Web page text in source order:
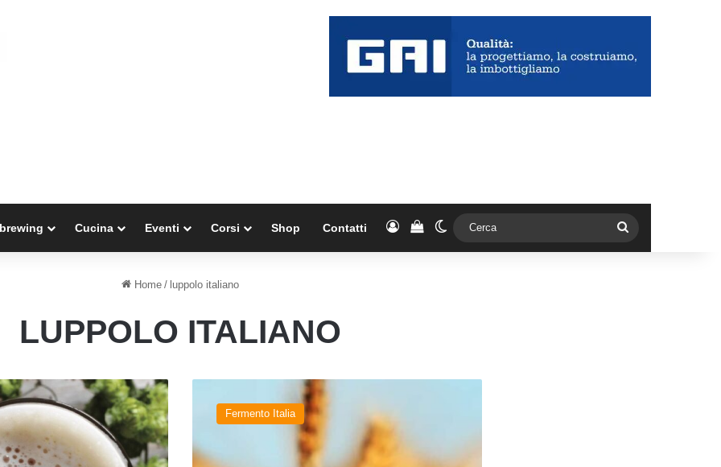
Cucina Eventi Corsi Shop Contatti AccediVedi il carrello
Cambia aspetto
Home / luppolo italiano
LUPPOLO ITALIANO
progetto
una
Fermento Italia